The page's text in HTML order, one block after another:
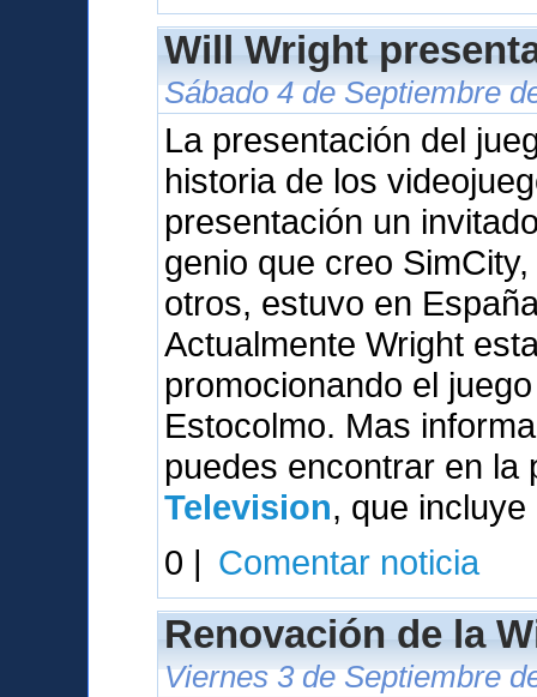
Will Wright
Sábado 4 de Septiembre
La presentación del
historia de los
presentación un
genio que creo
otros, estuvo en
Actualmente Wright
promocionando el
Estocolmo. Mas
puedes encontrar en
Television, que
0 | Comentar noticia
Renovación de la
Viernes 3 de Septiembre